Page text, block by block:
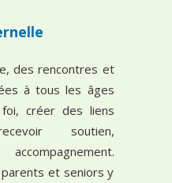
des rencontres et
à tous les âges
créer des liens
soutien,
et seniors y